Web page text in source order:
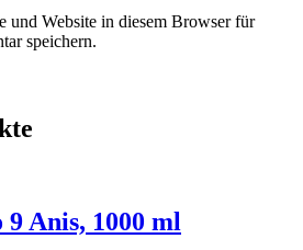
und Website in diesem Browser für
speichern.
Anis, 1000 ml